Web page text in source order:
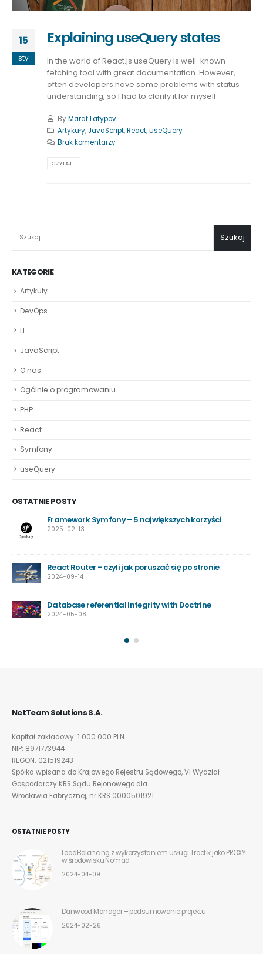
15
sty
Explaining useQuery states
In the world of React.js useQuery is well-known
fetching tool with great documentation. However,
often developers have some problems with status
understanding, so I had to clarify it for myself.
ByMarat Latypov
Artykuły, JavaScript,React,useQuery
Brak komentarzy
CZYTAJ...
Szukaj
KATEGORIE
Artykuły
DevOps
IT
JavaScript
O nas
Ogólnie o programowaniu
PHP
React
Symfony
useQuery
OSTATNIE POSTY
Framework Symfony – 5 największych korzyści
2025-02-13
React Router – czyli jak poruszać się po stronie
2024-09-14
Database referential integrity with Doctrine
2024-05-08
NetTeam Solutions S.A.
Kapitał zakładowy: 1 000 000 PLN
NIP: 8971773944
REGON: 021519243
Spółka wpisana do Krajowego Rejestru Sądowego, VI Wydział
Gospodarczy KRS Sądu Rejonowego dla
Wrocławia Fabrycznej, nr KRS 0000501921.
OSTATNIE POSTY
LoadBalancing z wykorzystaniem usługi Traefik jako PROXY
w środowisku Nomad
2024-04-09
Danwood Manager – podsumowanie projektu
2024-02-26